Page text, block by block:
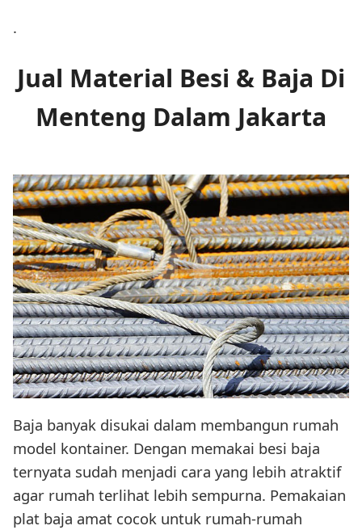
.
Jual Material Besi & Baja Di
Menteng Dalam Jakarta
Baja banyak disukai dalam membangun rumah
model kontainer. Dengan memakai besi baja
ternyata sudah menjadi cara yang lebih atraktif
agar rumah terlihat lebih sempurna. Pemakaian
plat baja amat cocok untuk rumah-rumah